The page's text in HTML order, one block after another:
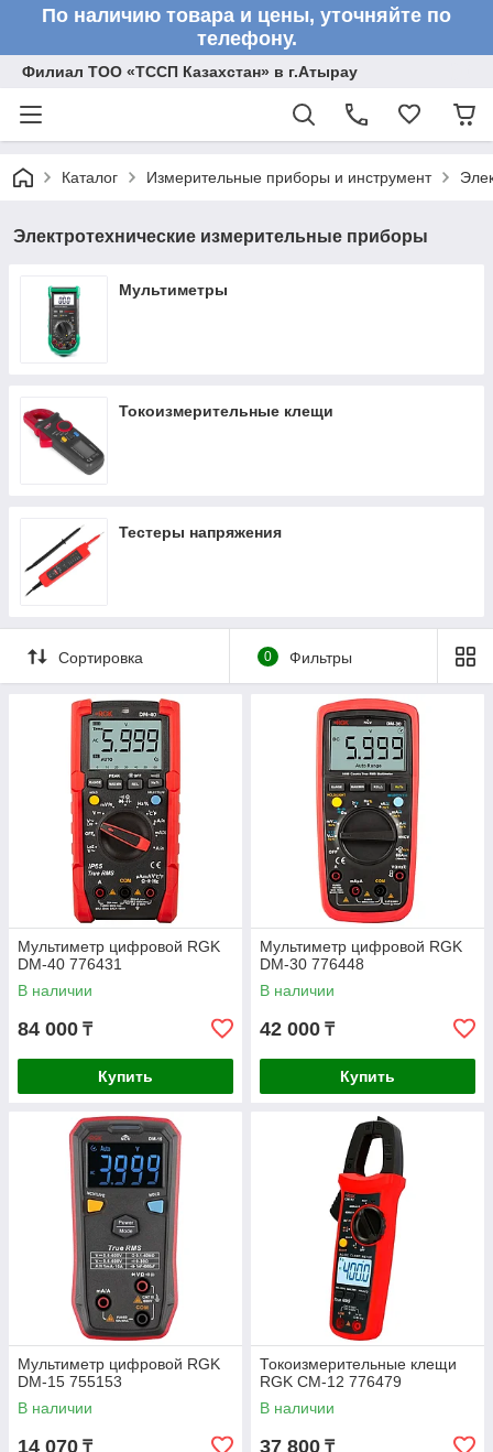
По наличию товара и цены, уточняйте по
телефону.
Филиал ТОО «ТССП Казахстан» в г.Атырау
Каталог Измерительные приборы и инструмент
Электротехнические измерительные приборы
Мультиметры
Токоизмерительные клещи
Тестеры напряжения
Сортировка 0 Фильтры
Мультиметр цифровой RGK
DM-40 776431
В наличии
84 000 ₸
Купить
Мультиметр цифровой RGK
DM-30 776448
В наличии
42 000 ₸
Купить
Мультиметр цифровой RGK
DM-15 755153
В наличии
14 070 ₸
Токоизмерительные клещи
RGK CM-12 776479
В наличии
37 800 ₸